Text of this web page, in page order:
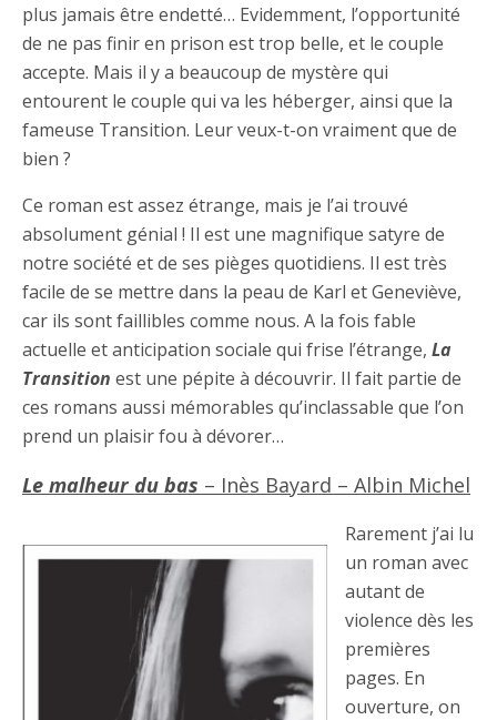
plus jamais être endetté… Evidemment, l’opportunité
de ne pas finir en prison est trop belle, et le couple
accepte. Mais il y a beaucoup de mystère qui
entourent le couple qui va les héberger, ainsi que la
fameuse Transition. Leur veux-t-on vraiment que de
bien ?
Ce roman est assez étrange, mais je l’ai trouvé
absolument génial ! Il est une magnifique satyre de
notre société et de ses pièges quotidiens. Il est très
facile de se mettre dans la peau de Karl et Geneviève,
car ils sont faillibles comme nous. A la fois fable
actuelle et anticipation sociale qui frise l’étrange, La
Transition est une pépite à découvrir. Il fait partie de
ces romans aussi mémorables qu’inclassable que l’on
prend un plaisir fou à dévorer…
Le malheur du bas – Inès Bayard – Albin Michel
Rarement j’ai lu
un roman avec
autant de
violence dès les
premières
pages. En
ouverture, on